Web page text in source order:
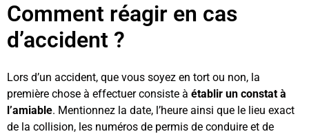
Comment réagir en cas
d’accident ?
Lors d’un accident, que vous soyez en tort ou non, la
première chose à effectuer consiste à établir un constat à
l’amiable. Mentionnez la date, l’heure ainsi que le lieu exact
de la collision, les numéros de permis de conduire et de